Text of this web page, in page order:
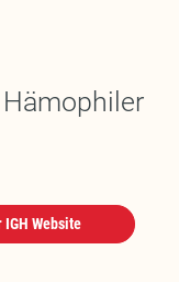
IGH Website